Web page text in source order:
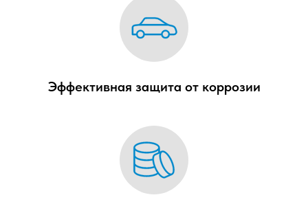
Эффективная защита от коррозии